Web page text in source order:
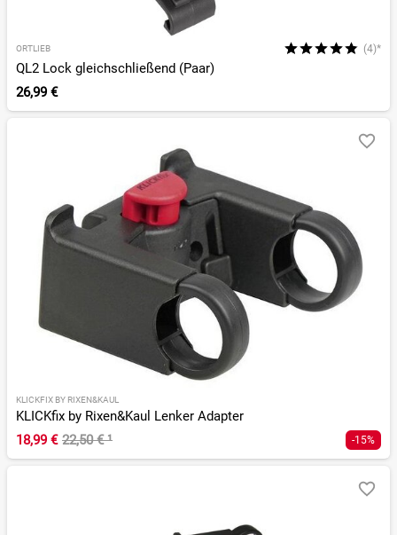
ORTLIEB (4)*
QL2 Lock gleichschließend (Paar)
26,99 €
KLICKFIX BY RIXEN&KAUL
KLICKfix by Rixen&Kaul Lenker Adapter
18,99 € 22,50 €¹ -15%